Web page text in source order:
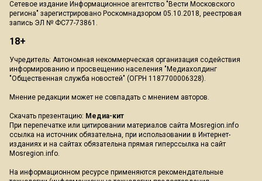
Сетевое издание Информационное агентство "Вести Московского
региона" зарегистрировано Роскомнадзором 05.10.2018, реестровая
запись ЭЛ № ФС77-73861.
18+
Учредитель: Автономная некоммерческая организация содействия
информированию и просвещению населения "Медиахолдинг
"Общественная служба новостей" (ОГРН 1187700006328).
Мнение редакции может не совпадать с мнением авторов.
Скачать презентацию: Медиа-кит
При перепечатке или цитировании материалов сайта Mosregion.info
ссылка на источник обязательна, при использовании в Интернет-
изданиях и на сайтах обязательна прямая гиперссылка на сайт
Mosregion.info.
На информационном ресурсе применяются рекомендательные